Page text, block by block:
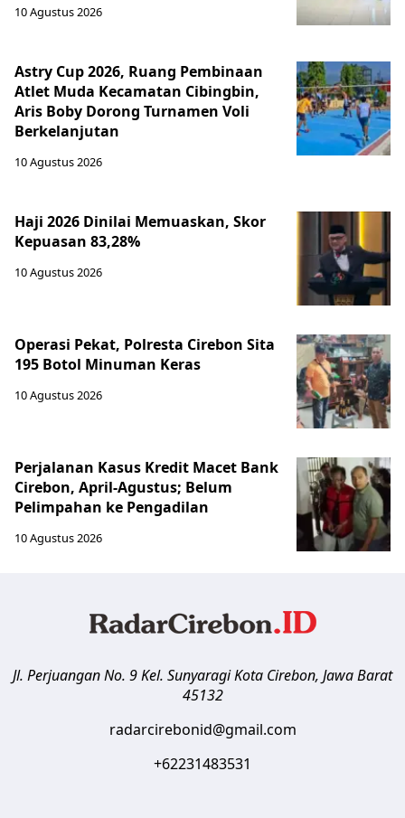
10 Agustus 2026
Astry Cup 2026, Ruang Pembinaan
Atlet Muda Kecamatan Cibingbin,
Aris Boby Dorong Turnamen Voli
Berkelanjutan
10 Agustus 2026
Haji 2026 Dinilai Memuaskan, Skor
Kepuasan 83,28%
10 Agustus 2026
Operasi Pekat, Polresta Cirebon Sita
195 Botol Minuman Keras
10 Agustus 2026
Perjalanan Kasus Kredit Macet Bank
Cirebon, April-Agustus; Belum
Pelimpahan ke Pengadilan
10 Agustus 2026
Jl. Perjuangan No. 9 Kel. SunyaragiKota Cirebon, Jawa Barat
45132
radarcirebonid@gmail.com
+62231483531